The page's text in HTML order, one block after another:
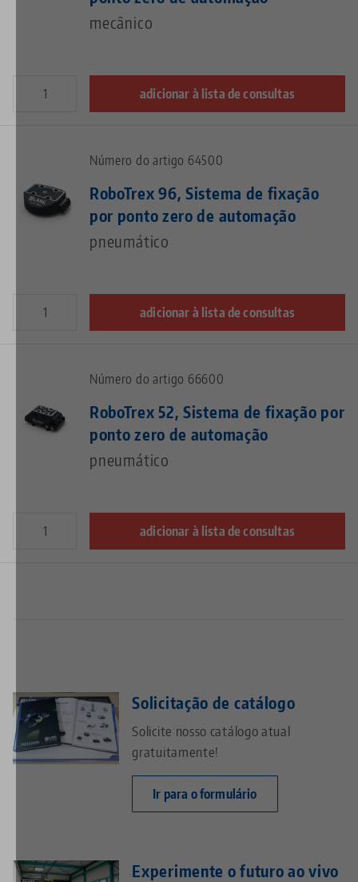
mecânico
adicionar à lista de consultas
Número do artigo 64500
RoboTrex 96, Sistema de fixação
por ponto zero de automação
pneumático
adicionar à lista de consultas
Número do artigo 66600
RoboTrex 52, Sistema de fixação por
ponto zero de automação
pneumático
adicionar à lista de consultas
Solicitação de catálogo
Solicite nosso catálogo atual
gratuitamente!
Ir para o formulário
Experimente o futuro ao vivo